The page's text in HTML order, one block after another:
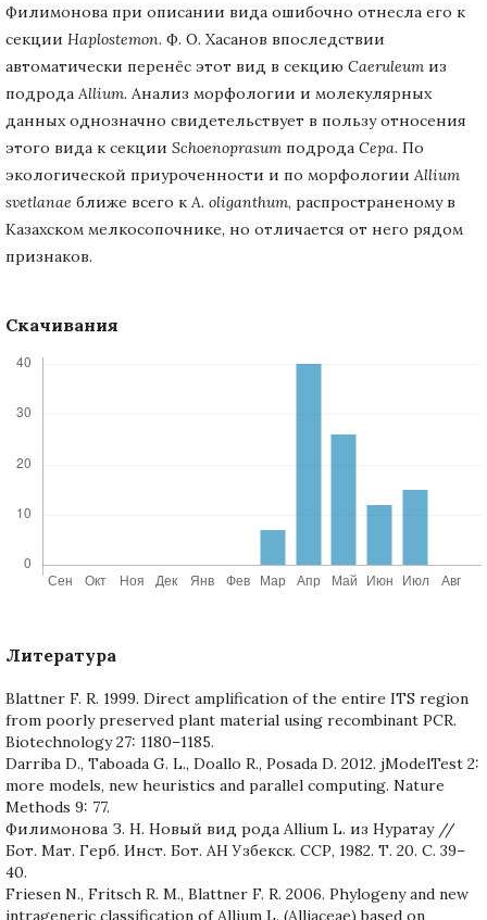
Филимонова при описании вида ошибочно отнесла его к
секции Haplostemon. Ф. О. Хасанов впоследствии
автоматически перенёс этот вид в секцию Caeruleum из
подрода Allium. Анализ морфологии и молекулярных
данных однозначно свидетельствует в пользу относения
этого вида к секции Schoenoprasum подрода Cepa. По
экологической приуроченности и по морфологии Allium
svetlanae ближе всего к А. oliganthum, распространеному в
Казахском мелкосопочнике, но отличается от него рядом
признаков.
Скачивания
Литература
Blattner F. R. 1999. Direct amplification of the entire ITS region
from poorly preserved plant material using recombinant PCR.
Biotechnology 27: 1180–1185.
Darriba D., Taboada G. L., Doallo R., Posada D. 2012. jModelTest 2:
more models, new heuristics and parallel computing. Nature
Methods 9: 77.
Филимонова З. Н. Новый вид рода Allium L. из Нуратау //
Бот. Мат. Герб. Инст. Бот. АН Узбекск. ССР, 1982. Т. 20. С. 39–
40.
Friesen N., Fritsch R. M., Blattner F. R. 2006. Phylogeny and new
intrageneric classification of Allium L. (Alliaceae) based on